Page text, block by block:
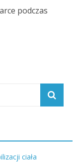
podczas
ciała